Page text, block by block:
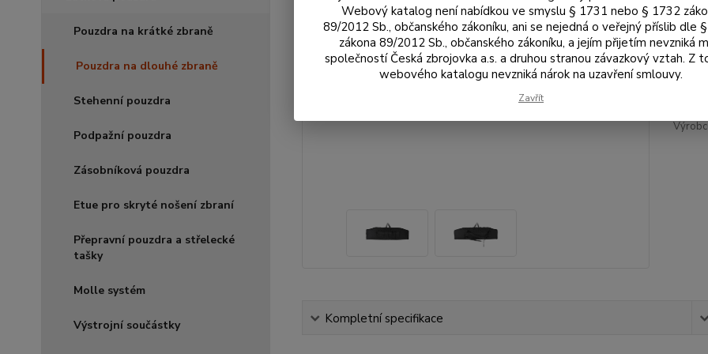
Pouzdra na krátké zbraně
Pouzdra na dlouhé zbraně
Stehenní pouzdra
Podpažní pouzdra
Zásobníková pouzdra
Etue pro skryté nošení zbraní
Přepravní pouzdra a střelecké
tašky
Molle systém
Výstrojní součástky
2
1
Kompletní specifikace
Webový katalog není nabídkou ve smyslu § 1731 nebo § 1732
89/2012 Sb., občanského zákoníku, ani se nejedná o veřejný příslib dle
zákona 89/2012 Sb., občanského zákoníku, a jejím přijetím nevzniká
společností Česká zbrojovka a.s. a druhou stranou závazkový vztah. Z
webového katalogu nevzniká nárok na uzavření smlouvy.
Zavřít